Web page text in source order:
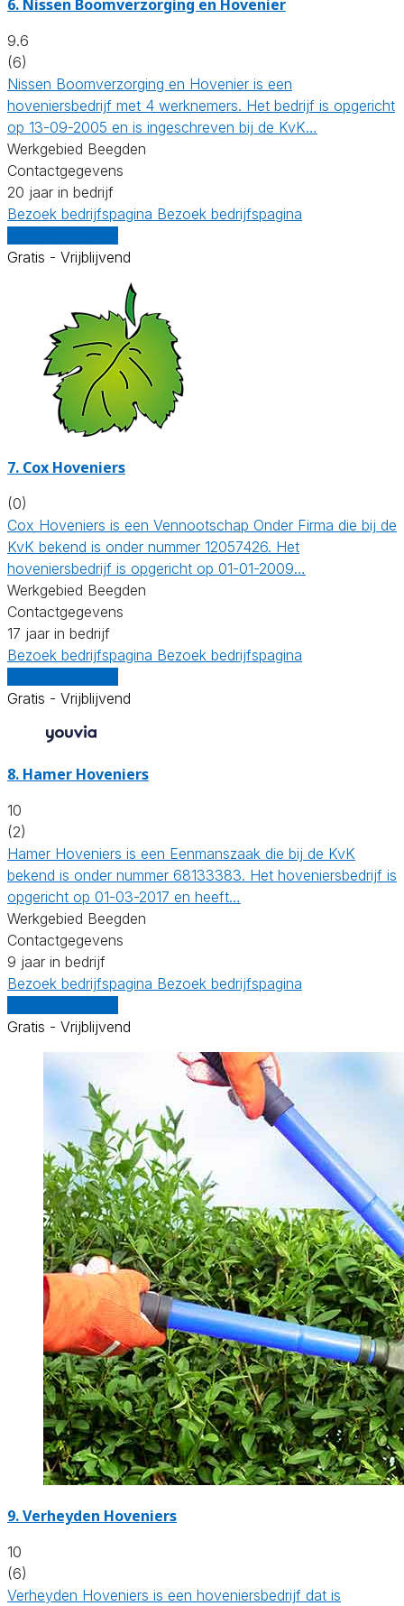
6. Nissen Boomverzorging en Hovenier
9.6
(6)
Nissen Boomverzorging en Hovenier is een
hoveniersbedrijf met 4 werknemers. Het bedrijf is opgericht
op 13-09-2005 en is ingeschreven bij de KvK…
Werkgebied Beegden
Contactgegevens
20 jaar in bedrijf
Bezoek bedrijfspagina Bezoek bedrijfspagina
Gratis - Vrijblijvend
7. Cox Hoveniers
(0)
Cox Hoveniers is een Vennootschap Onder Firma die bij de
KvK bekend is onder nummer 12057426. Het
hoveniersbedrijf is opgericht op 01-01-2009…
Werkgebied Beegden
Contactgegevens
17 jaar in bedrijf
Bezoek bedrijfspagina Bezoek bedrijfspagina
Gratis - Vrijblijvend
8. Hamer Hoveniers
10
(2)
Hamer Hoveniers is een Eenmanszaak die bij de KvK
bekend is onder nummer 68133383. Het hoveniersbedrijf is
opgericht op 01-03-2017 en heeft…
Werkgebied Beegden
Contactgegevens
9 jaar in bedrijf
Bezoek bedrijfspagina Bezoek bedrijfspagina
Gratis - Vrijblijvend
9.Verheyden Hoveniers
10
(6)
Verheyden Hoveniers is een hoveniersbedrijf dat is